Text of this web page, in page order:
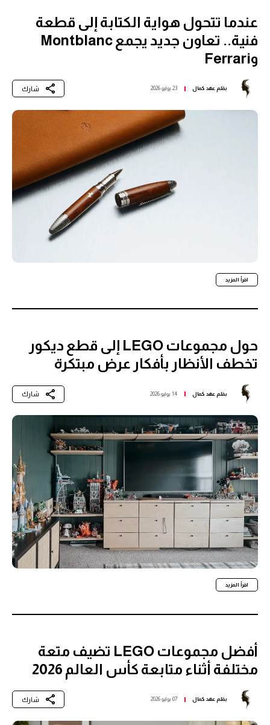
عندما تتحول هواية الكتابة إلى قطعة
فنية.. تعاون جديد يجمع Montblanc
وFerrari
بقلمعهد كمال 23 يوليو 2026 شارك
اقرأ المزيد
حول مجموعات LEGO إلى قطع ديكور
تخطف الأنظار بأفكار عرض مبتكرة
بقلم عهد كمال 14 يوليو 2026 شارك
اقرأ المزيد
أفضل مجموعات LEGO تضيف متعة
مختلفة أثناء متابعة كأس العالم 2026
بقلمعهد كمال 07 يوليو 2026 شارك